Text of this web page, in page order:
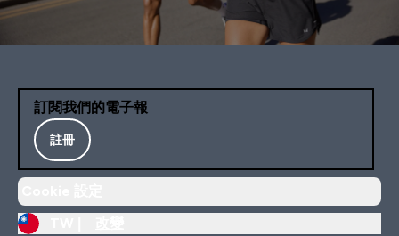
訂閱我們的電子報
註冊